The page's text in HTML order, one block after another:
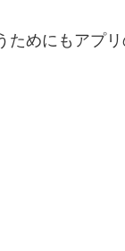
めにもアプ